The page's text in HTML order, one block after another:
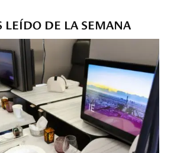
LEÍDO DE LA SEMANA